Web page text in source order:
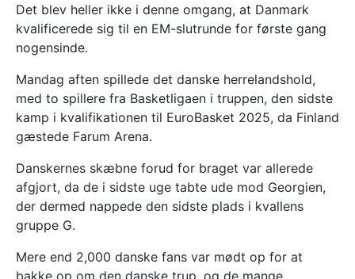
Det blev heller ikke i denne omgang, at Danmark
kvalificerede sig til en EM-slutrunde for første gang
nogensinde.
Mandag aften spillede det danske herrelandshold,
med to spillere fra Basketligaen i truppen, den sidste
kamp i kvalifikationen til EuroBasket 2025, da Finland
gæstede Farum Arena.
Danskernes skæbne forud for braget var allerede
afgjort, da de i sidste uge tabte ude mod Georgien,
der dermed nappede den sidste plads i kvallens
gruppe G.
Mere end 2,000 danske fans var mødt op for at
bakke op om den danske trup, og de mange